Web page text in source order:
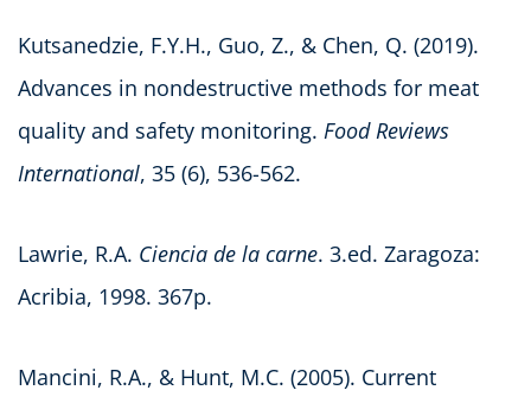
Kutsanedzie, F.Y.H., Guo, Z., & Chen, Q. (2019).
Advances in nondestructive methods for meat
quality and safety monitoring. Food Reviews
International, 35 (6), 536-562.
Lawrie, R.A. Ciencia de la carne. 3.ed. Zaragoza:
Acribia, 1998. 367p.
Mancini, R.A., & Hunt, M.C. (2005). Current